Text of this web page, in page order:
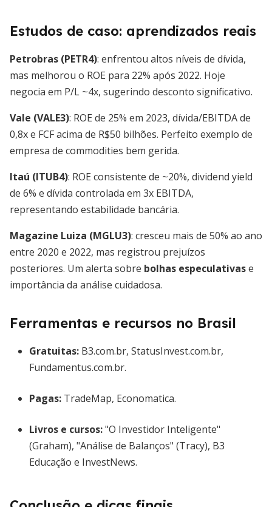
Estudos de caso: aprendizados reais
Petrobras (PETR4): enfrentou altos níveis de dívida,
mas melhorou o ROE para 22% após 2022. Hoje
negocia em P/L ~4x, sugerindo desconto significativo.
Vale (VALE3): ROE de 25% em 2023, dívida/EBITDA de
0,8x e FCF acima de R$50 bilhões. Perfeito exemplo de
empresa de commodities bem gerida.
Itaú (ITUB4): ROE consistente de ~20%, dividend yield
de 6% e dívida controlada em 3x EBITDA,
representando estabilidade bancária.
Magazine Luiza (MGLU3): cresceu mais de 50% ao ano
entre 2020 e 2022, mas registrou prejuízos
posteriores. Um alerta sobre bolhas especulativase
importância da análise cuidadosa.
Ferramentas e recursos no Brasil
Gratuitas: B3.com.br, StatusInvest.com.br,
Fundamentus.com.br.
Pagas: TradeMap, Economatica.
Livros e cursos:"O Investidor Inteligente"
(Graham), "Análise de Balanços" (Tracy), B3
Educação e InvestNews.